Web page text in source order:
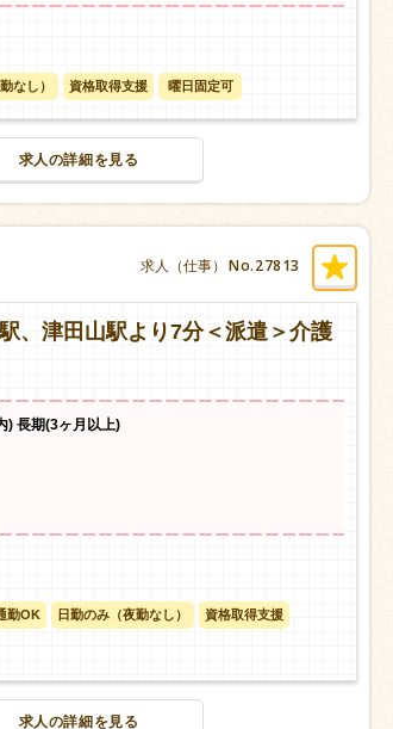
なし） 資格取得支援 曜日固定可
求人の詳細を見る
求人（仕事） No.27813
、津田山駅より7分＜派遣＞介護
) 長期(3ヶ月以上)
勤OK 日勤のみ（夜勤なし） 資格取得支援
求人の詳細を見る